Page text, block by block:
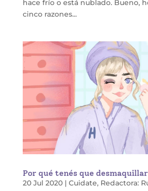
hace frío o está nublado. Bueno,
cinco razones...
Por qué tenés que
20 Jul 2020| Cuidate, Redactora: